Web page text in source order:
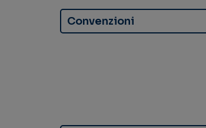
Convenzioni